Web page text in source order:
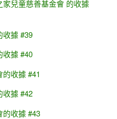
兒童慈善基金會 的收據
收據 #39
收據 #40
收據 #41
收據 #42
的收據 #43